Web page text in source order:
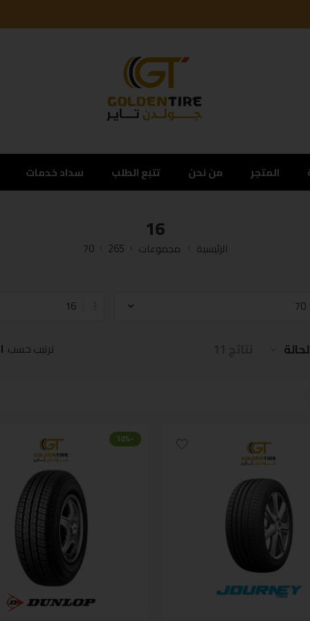
المتجر من نحن تتبع الطلب سداد خدمات
16
الرئيسية مجموعات 265
70
70
16
ترتيب حسب
-10%